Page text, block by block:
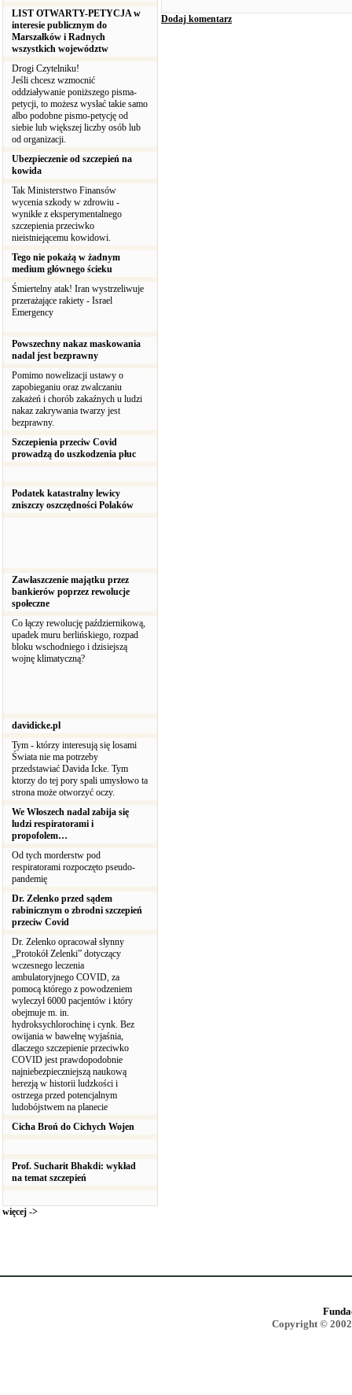
LIST OTWARTY-PETYCJA w
interesie publicznym do
Marszałków i Radnych
wszystkich województw
Drogi Czytelniku!
Jeśli chcesz wzmocnić
oddziaływanie poniższego pisma-
petycji, to możesz wysłać takie samo
albo podobne pismo-petycję od
siebie lub większej liczby osób lub
od organizacji.
Ubezpieczenie od szczepień na
kowida
Tak Ministerstwo Finansów
wycenia szkody w zdrowiu -
wynikłe z eksperymentalnego
szczepienia przeciwko
nieistniejącemu kowidowi.
Tego nie pokażą w żadnym
medium głównego ścieku
Śmiertelny atak! Iran wystrzeliwuje
przerażające rakiety - Israel
Emergency
Powszechny nakaz maskowania
nadal jest bezprawny
Pomimo nowelizacji ustawy o
zapobieganiu oraz zwalczaniu
zakażeń i chorób zakaźnych u ludzi
nakaz zakrywania twarzy jest
bezprawny.
Szczepienia przeciw Covid
prowadzą do uszkodzenia płuc
Podatek katastralny lewicy
zniszczy oszczędności Polaków
Zawłaszczenie majątku przez
bankierów poprzez rewolucje
społeczne
Co łączy rewolucję październikową,
upadek muru berlińskiego, rozpad
bloku wschodniego i dzisiejszą
wojnę klimatyczną?
davidicke.pl
Tym - którzy interesują się losami
Świata nie ma potrzeby
przedstawiać Davida Icke. Tym
ktorzy do tej pory spali umysłowo ta
strona może otworzyć oczy.
We Włoszech nadal zabija się
ludzi respiratorami i
propofolem…
Od tych morderstw pod
respiratorami rozpoczęto pseudo-
pandemię
Dr. Zelenko przed sądem
rabinicznym o zbrodni szczepień
przeciw Covid
Dr. Zelenko opracował słynny
„Protokół Zelenki” dotyczący
wczesnego leczenia
ambulatoryjnego COVID, za
pomocą którego z powodzeniem
wyleczył 6000 pacjentów i który
obejmuje m. in.
hydroksychlorochinę i cynk. Bez
owijania w bawełnę wyjaśnia,
dlaczego szczepienie przeciwko
COVID jest prawdopodobnie
najniebezpieczniejszą naukową
herezją w historii ludzkości i
ostrzega przed potencjalnym
ludobójstwem na planecie
Cicha Broń do Cichych Wojen
Prof. Sucharit Bhakdi: wykład
na temat szczepień
więcej ->
Dodaj komentarz
Copyright ©